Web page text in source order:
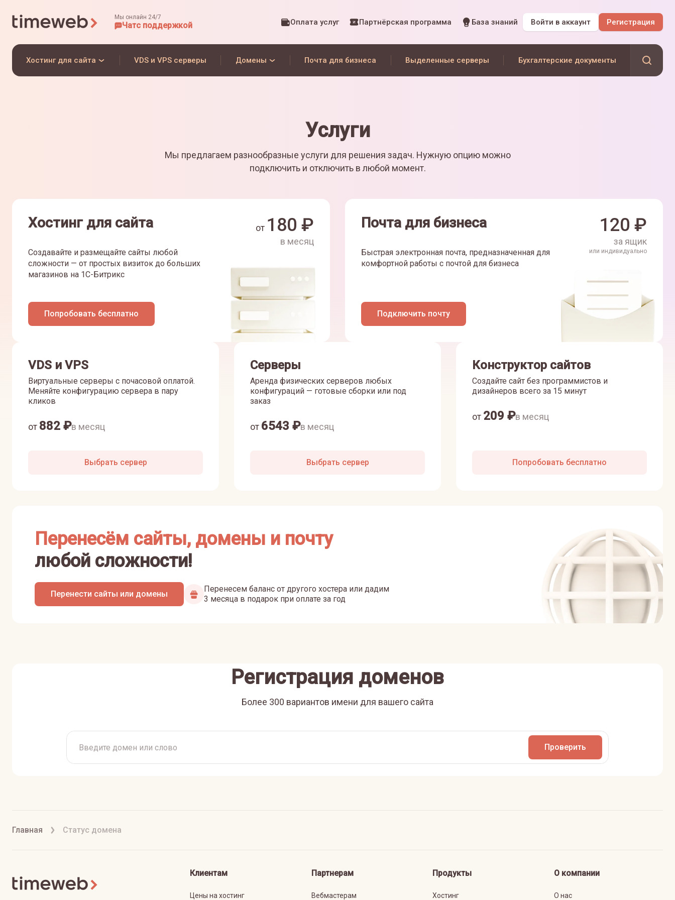
Мы онлайн 24/7
Чатс поддержкой Оплата услуг Партнёрская программа База знаний Войти в аккаунт Регистрация
Хостинг для сайта VDS и VPS серверы Домены Почта для бизнеса Выделенные серверы Бухгалтерские документы
Услуги
Мы предлагаем разнообразные услуги для решения задач. Нужную опцию можно
подключить и отключить в любой момент.
Хостинг для сайта
Создавайте и размещайте сайты любой
сложности — от простых визиток до больших
магазинов на 1С-Битрикс
Попробовать бесплатно
от 180 ₽
в месяц
Почта для бизнеса
Быстрая электронная почта, предназначенная для
комфортной работы с почтой для бизнеса
Подключить почту
120 ₽
за ящик
или индивидуально
VDS и VPS
Виртуальные серверы с почасовой оплатой.
Меняйте конфигурацию сервера в пару
кликов
от 882 ₽в месяц
Выбрать сервер
Серверы
Аренда физических серверов любых
конфигураций — готовые сборки или под
заказ
от 6543 ₽в месяц
Выбрать сервер
Конструктор сайтов
Создайте сайт без программистов и
дизайнеров всего за 15 минут
от 209 ₽в месяц
Попробовать бесплатно
Перенесём сайты, домены и почту
любой сложности!
Перенести сайты или домены
Перенесем баланс от другого хостера или дадим
3 месяца в подарок при оплате за год
Регистрация доменов
Более 300 вариантов имени для вашего сайта
Проверить
Главная Статус домена
Клиентам
Цены на хостинг
Партнерам
Вебмастерам
Продукты
Хостинг
О компании
О нас